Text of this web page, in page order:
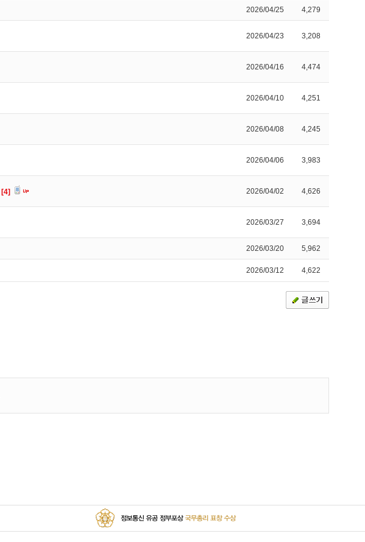
2026/04/25 4,279
2026/04/23 3,208
2026/04/16 4,474
2026/04/10 4,251
2026/04/08 4,245
2026/04/06 3,983
[4] 2026/04/02 4,626
2026/03/27 3,694
2026/03/20 5,962
2026/03/12 4,622